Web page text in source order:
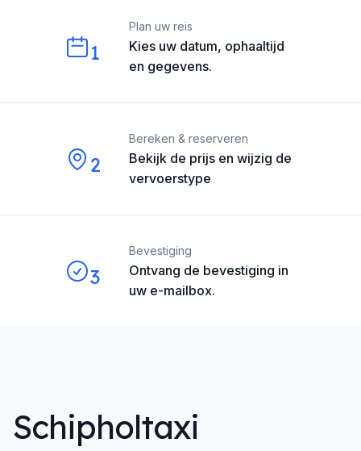
1
Kies uw datum, ophaaltijd
en gegevens.
Plan uw reis
2
Bekijk de prijs en wijzig de
vervoerstype
Bereken & reserveren
3
Ontvang de bevestiging in
uw e-mailbox.
Bevestiging
Schipholtaxi